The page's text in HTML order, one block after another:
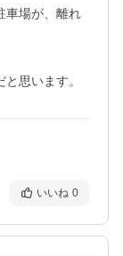
車場が、離れ
思います。
いいね 0